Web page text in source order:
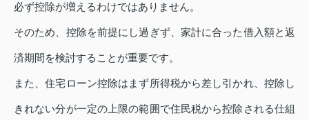
必ず控除が増えるわけではありません。
そのため、控除を前提にし過ぎず、家計に合った借入額と返
済期間を検討することが重要です。
また、住宅ローン控除はまず所得税から差し引かれ、控除し
きれない分が一定の上限の範囲で住民税から控除される仕組